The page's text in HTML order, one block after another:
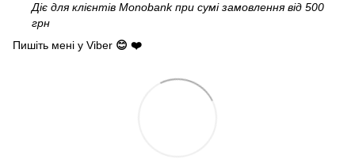
Діє для клієнтів Monobank при сумі замовлення від 500
грн
Пишіть мені у Viber 😊 ❤️